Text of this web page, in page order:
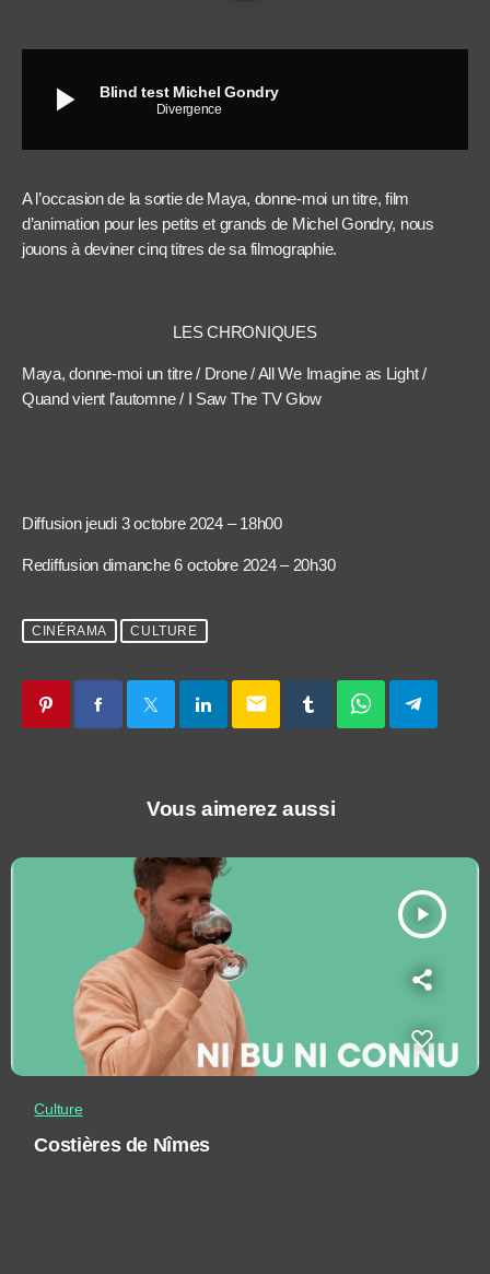
play_arrow Blind test Michel Gondry
Divergence
A l’occasion de la sortie de Maya, donne-moi un titre, film
d’animation pour les petits et grands de Michel Gondry, nous
jouons à deviner cinq titres de sa filmographie.
LES CHRONIQUES
Maya, donne-moi un titre / Drone / All We Imagine as Light /
Quand vient l’automne / I Saw The TV Glow
Diffusion jeudi 3 octobre 2024 – 18h00
Rediffusion dimanche 6 octobre 2024 – 20h30
CINÉRAMA CULTURE
email
Vous aimerez aussi
play_arrow
Culture
Costières de Nîmes